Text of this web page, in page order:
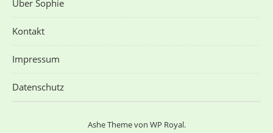
Über Sophie
Kontakt
Impressum
Datenschutz
Ashe Theme von WP Royal.